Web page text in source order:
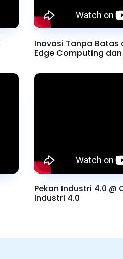
Inovasi Tanpa Batas
Edge Computing
Pekan Industri 4.0 @
Industri 4.0